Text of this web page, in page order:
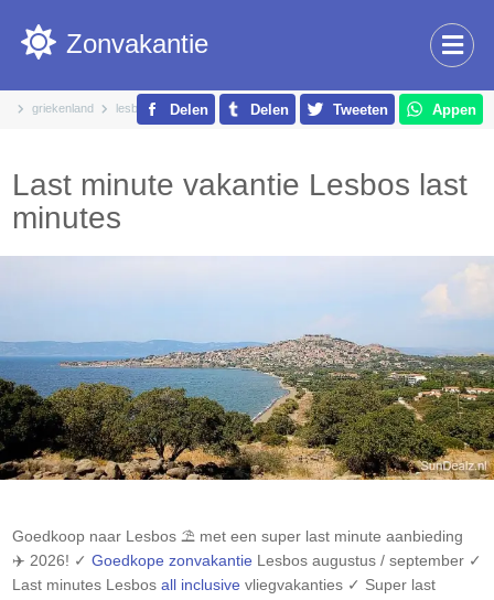
griekenland lesbos
Zonvakantie
Last minute vakantie Lesbos last
minutes
Delen Delen Tweeten Appen
Goedkoop naar Lesbos ⛱️ met een super last minute aanbieding
✈️ 2026! ✓ Goedkope zonvakantie Lesbos augustus / september ✓
Last minutes Lesbos all inclusive vliegvakanties ✓ Super last